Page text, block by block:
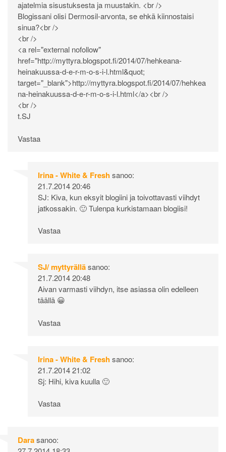
ajatelmia sisustuksesta ja muustakin. <br />
Blogissani olisi Dermosil-arvonta, se ehkä kiinnostaisi
sinua?<br />
<br />
<a rel="external nofollow"
href="http://myttyra.blogspot.fi/2014/07/hehkeana-
heinakuussa-d-e-r-m-o-s-i-l.html&quot;
target="_blank">http://myttyra.blogspot.fi/2014/07/hehkea
na-heinakuussa-d-e-r-m-o-s-i-l.html</a><br/>
<br />
t.SJ
Vastaa
Irina - White & Freshsanoo:
21.7.2014 20:46
SJ: Kiva, kun eksyit blogiini ja toivottavasti viihdyt
jatkossakin. 🙂 Tulenpa kurkistamaan blogiisi!
Vastaa
SJ/ myttyrälläsanoo:
21.7.2014 20:48
Aivan varmasti viihdyn, itse asiassa olin edelleen
täällä 😀
Vastaa
Irina - White & Freshsanoo:
21.7.2014 21:02
Sj: Hihi, kiva kuulla 🙂
Vastaa
Darasanoo: